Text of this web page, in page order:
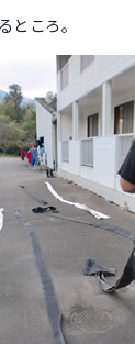
ところ。